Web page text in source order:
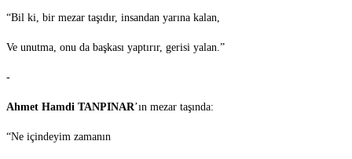
“Bil ki, bir mezar taşıdır, insandan yarına kalan,
Ve unutma, onu da başkası yaptırır, gerisi yalan.”
-
Ahmet Hamdi TANPINAR’ın mezar taşında:
“Ne içindeyim zamanın